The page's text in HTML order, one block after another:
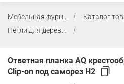
Каталог
Петли для деревянных фасадов (массив, ДСП, МДФ)
Ответная планка AQ
Clip-on под саморез H2